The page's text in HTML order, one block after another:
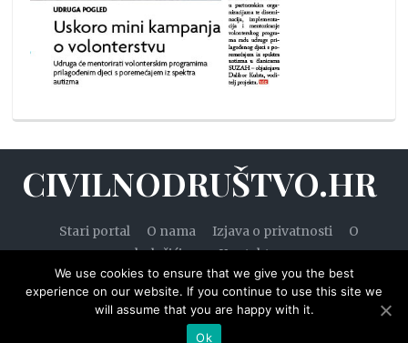
CIVILNODRUŠTVO.HR
Stari portal O nama Izjava o privatnosti
O
kolačićima
Kontakt
© 2020. — Civilnodruštvo.hr. Sva prava pridržana.
We use cookies to ensure that we give you the best
experience on our website. If you continue to use this site we
will assume that you are happy with it.
Ok